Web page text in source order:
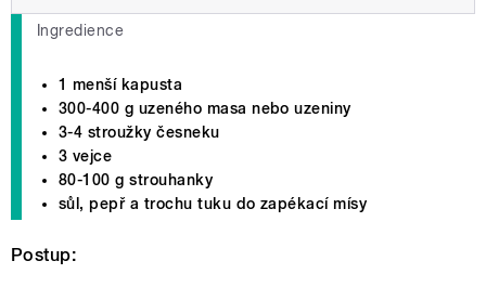
Ingredience
1 menší kapusta
300-400 g uzeného masa nebo uzeniny
3-4 stroužky česneku
3 vejce
80-100 g strouhanky
sůl, pepř a trochu tuku do zapékací mísy
Postup: